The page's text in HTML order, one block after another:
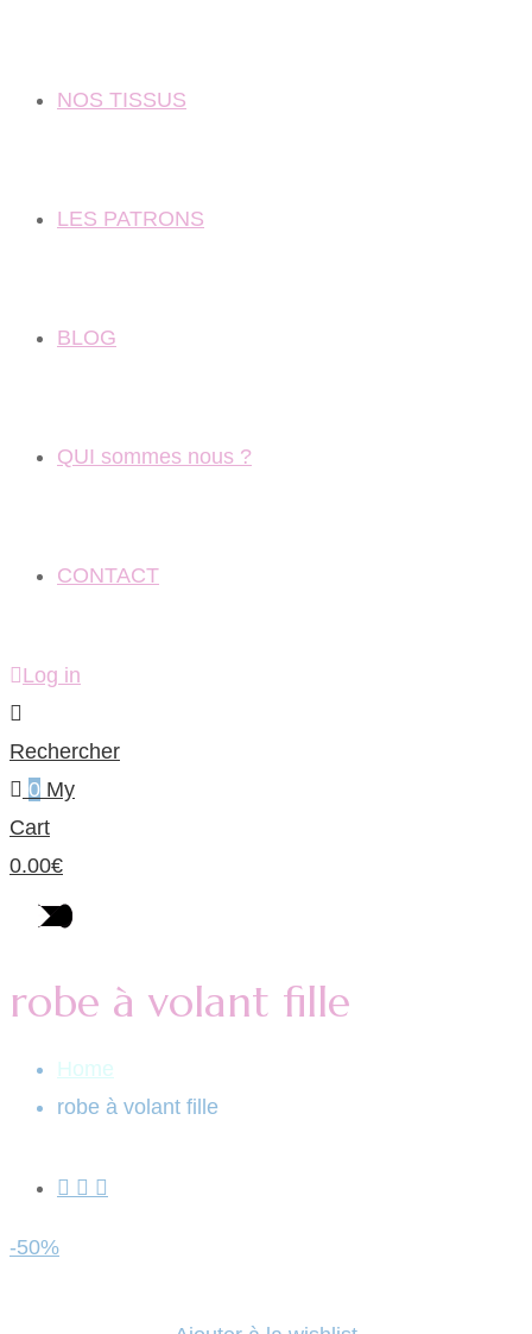
NOS TISSUS
LES PATRONS
BLOG
QUI sommes nous ?
CONTACT
Log in
Rechercher
0 My
Cart
0.00€
robe à volant fille
Home
robe à volant fille
-50%